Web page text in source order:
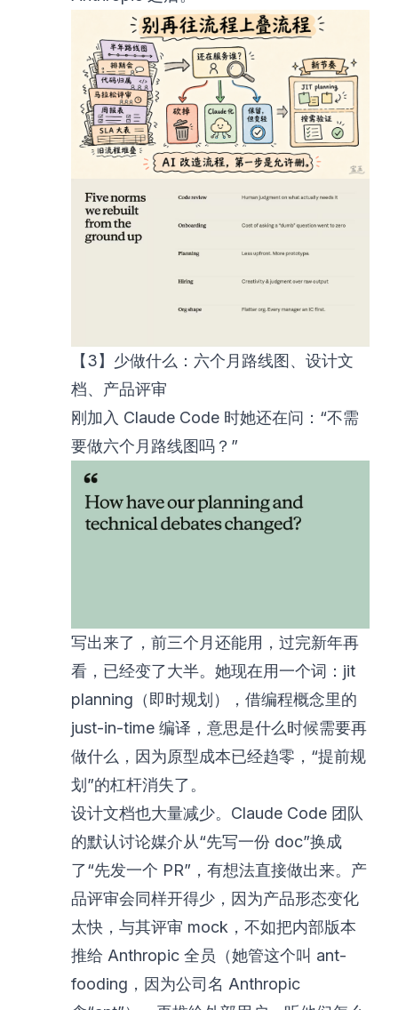
【3】少做什么：六个月路线图、设计文
档、产品评审
刚加入 Claude Code 时她还在问：“不需
要做六个月路线图吗？”
写出来了，前三个月还能用，过完新年再
看，已经变了大半。她现在用一个词：jit
planning（即时规划），借编程概念里的
just-in-time 编译，意思是什么时候需要再
做什么，因为原型成本已经趋零，“提前规
划”的杠杆消失了。
设计文档也大量减少。Claude Code 团队
的默认讨论媒介从“先写一份 doc”换成
了“先发一个 PR”，有想法直接做出来。产
品评审会同样开得少，因为产品形态变化
太快，与其评审 mock，不如把内部版本
推给 Anthropic 全员（她管这个叫 ant-
fooding，因为公司名 Anthropic